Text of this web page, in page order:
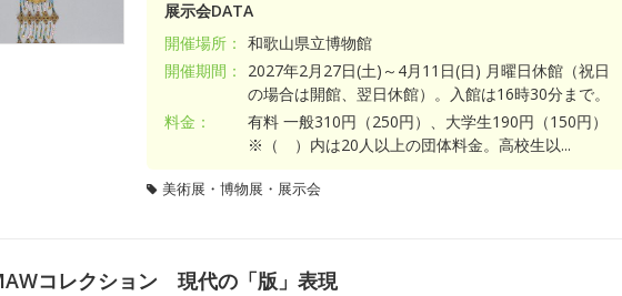
展示会DATA
開催場所： 和歌山県立博物館
開催期間：
2027年2月27日(土)～4月11日(日) 月曜日休館（祝日
の場合は開館、翌日休館）。入館は16時30分まで。
料金：
有料 一般310円（250円）、大学生190円（150円）
※（ ）内は20人以上の団体料金。高校生以...
美術展・博物展・展示会
コレクション 現代の「版」表現